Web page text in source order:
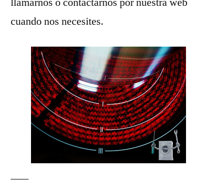
cuando nos necesites.